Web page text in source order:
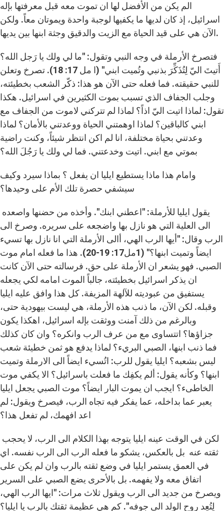
الم يكن من الأفضل لها ان تموت معه قبل معرفتها بإله
اسرائيل، إذ كان لديها ما يكفيها لوجبة واحدة ويموتان معاً. ولكن
الآن هي على قيد الحياة مع الزيت والدقيق وجثة ابنها بين يديها.
فتصرخ الأرملة في وجه النبي وتقول: "ما لي ولك يا رَجل الله؟
أَتيتَ اليّ لِتُذَكِّرَ بذنبي وتُميت ابني" (ا مل 17: 18). تصرخ وتعلن
للنبي حقيقته. فما فعله حتى الآن هو هذا: ذكّر الشعب بخطيئته،
وجلب الجفاف الذي تسبب بموت الكثيرين في اسرائيل. هكذا
تقول: لماذا اتيت اليّ اذاً؟ لماذا لم تتركني لاموت من الجفاف مع
ابني كالباقين؟ لماذا اوهمتني الحياة ووعدتني بالأمان؟ لماذا
وعدتني بحياة مختلفة، انا لم اكن انتظر شيئاً، وكنت راضية
بموتي مع ابني. اتيت وخدعتني. فما لي ولك يا رَجُلَ الله؟
وامام هذا ماذا يستطيع ايليا ان يفعل ؟ بماذا سيرد وكيف
سيشفي حصرة تلك الأم على وحيدها؟
الى العلية التي هو نازل بها واضجعه على سريره. وصرخ الى
الرب وقال: "أيها الرب الهي، أالى الأرملة التي انا نازل بها تسيء
ايضاً وتميت ابنها؟" (1مل17: 19-20). هذا ما فعله امام موت
الصبي. فهو يشعر ان الأرملة على حق. فرسالته حتى الآن كانت
ان يذكر اسرائيل بخطيئته، جالباً الموت امامه لكي يجعله
يستفيق من عبوديته للآلهة المزيفة. كل هذا وافق عليه ايليا
وقبله. لكن الآن، ما ذنب هذه الأرملة، هي ليست بيهودية حتى،
وبالرغم من ذلك آمنت ووثقت بإله اسرائيل، اهكذا يكون
جزاؤها؟ اتتساوى مع من عرف الرب وانكره؟ وان كان كذلك
فما ذنب ابنها، الصبي البريء؟ لماذا يدفع هو ثمن خطيئة شعب
ليس بشعبه؟ ايليا يقول للرب: اتُسيء ايضاً الى الارملة وتميت
ابنها؟ وكأنه يقول: ألم يكفِك ما فعلت باسرائيل؟ الا يكفي موت
الخاطىء؟ ايجب ان يموت البار ايضاً؟ موت الصبي يجعل ايليا
يعبر عما بداخله، عما يفكر فيه تجاه الرب، فيصرخ ويقول: لم
اعد افهمك، لم تفعل هذا؟
ثقته عنه بل بالعكس، يشكو ما فعله الرب الى الرب نفسه. اي
في العمق يستمر ايليا في وضع ثقته بالرب وان لم يكن على
اتفاق معه ولا يفهمه. بل بالأحرى يضع الصبي على السرير
ويصرخ من جديد الى الرب ويقول ثلاث مرات: "ايها الرب الهي،
لِتُعِد روح الولد الى جوفه". كم هي عظيمة ثقتك بالرب يا ايليا؟